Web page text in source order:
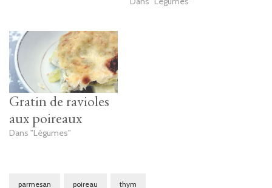
Gratin de ravioles
aux poireaux
Dans "Légumes"
parmesan poireau thym